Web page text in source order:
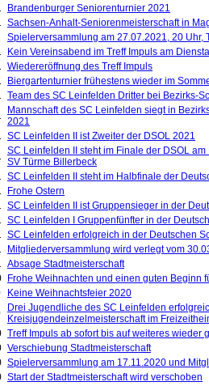
Brandenburger Seniorenturnier 2021
Sachsen-Anhalt-Seniorenmeisterschaft in
Spielerversammlung am 27.07.2021, 20 Uhr,
Kein Vereinsabend im Treff Impuls am
Wiedereröffnung des Treff Impuls
Biergartenturnier frühestens wieder im
Team des SC Leinfelden Dritter bei Bezirks-
Mannschaft des SC Leinfelden siegt in
2021
SC Leinfelden II ist Zweiter der DSOL 2021
SC Leinfelden II steht im Finale der DSOL
SV Türme Billerbeck
SC Leinfelden II steht im Halbfinale der
Frohe Ostern
SC Leinfelden II ist Gruppensieger in der
SC Leinfelden I Gruppenfünfter in der
SC Leinfelden erfolgreich in der Deutschen
Mitgliederversammlung wird verlegt vom
Absage Stadtmeisterschaft
Frohe Weihnachten und einen guten Beginn
Keine Weihnachtsfeier 2020
Drei Jugendliche des SC Leinfelden
Kreisjugendeinzelmeisterschaft im
Treff Impuls ab sofort bis auf weiteres wieder
Verschiebung Stadtmeisterschaft
Spielerversammlung am 17.11.2020 und
Start der Stadtmeisterschaft wird verschoben